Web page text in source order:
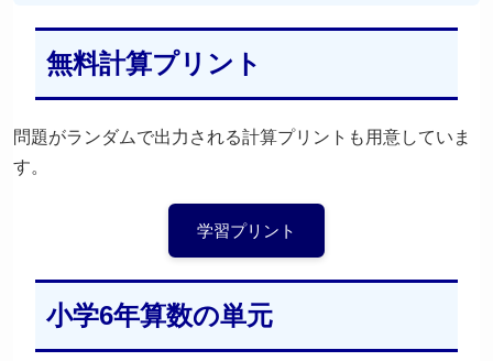
無料計算プリント
問題がランダムで出力される計算プリントも用意していま
す。
学習プリント
小学6年算数の単元